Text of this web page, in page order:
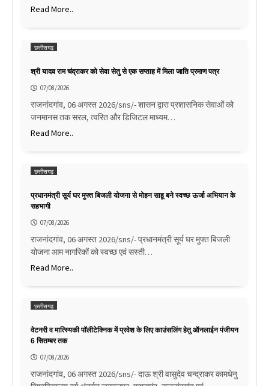
Read More..
छत्तीसगढ़
श्री यादव राम चंद्राकर को सेवा सेतु से एक सप्ताह में मिला जाति प्रमाण पत्र
07/08/2026
राजनांदगांव, 06 अगस्त 2026/sns/- शासन द्वारा प्रशासनिक सेवाओं को
जनमानस तक सरल, त्वरित और डिजिटल माध्यम…
Read More..
छत्तीसगढ़
प्रधानमंत्री सूर्य घर मुफ्त बिजली योजना से मोहन साहू बने स्वच्छ ऊर्जा अभियान के
सहभागी
07/08/2026
राजनांदगांव, 06 अगस्त 2026/sns/- प्रधानमंत्री सूर्य घर मुफ्त बिजली
योजना आम नागरिकों को स्वच्छ एवं सस्ती…
Read More..
छत्तीसगढ़
वेटनरी व मात्स्यिकी पॉलीटेक्निक में प्रवेश के लिए काउंसलिंग हेतु ऑनलाईन पंजीयन
6 सितम्बर तक
07/08/2026
राजनांदगांव, 06 अगस्त 2026/sns/- दाऊ श्री वासुदेव चन्द्राकर कामधेनु